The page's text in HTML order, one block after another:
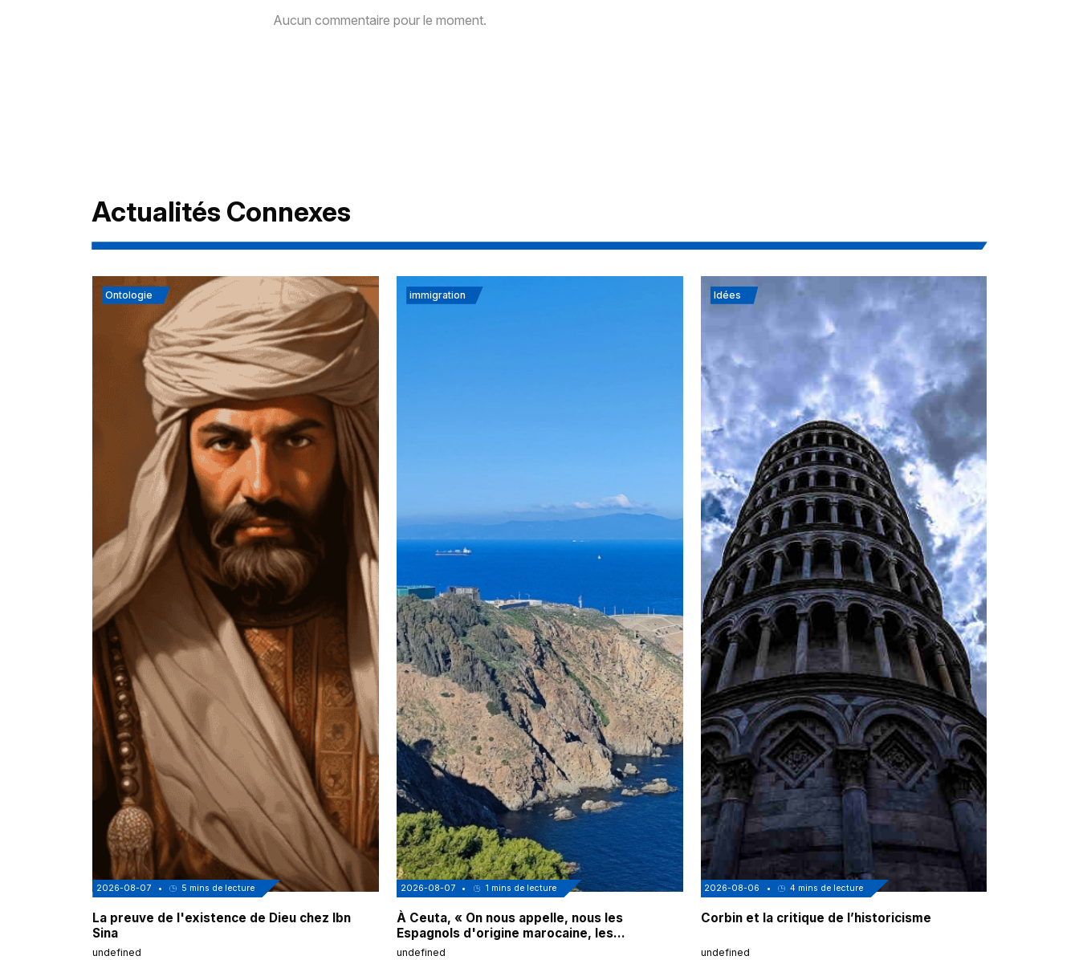
Aucun commentaire pour le moment.
Actualités Connexes
Ontologie
2026-08-07 • 5 mins de lecture
La preuve de l'existence de Dieu chez Ibn
Sina
undefined
immigration
2026-08-07 • 1 mins de lecture
À Ceuta, « On nous appelle, nous les
Espagnols d'origine marocaine, les
"musulmans"»
undefined
Idées
2026-08-06 • 4 mins de lecture
Corbin et la critique de l’historicisme
undefined